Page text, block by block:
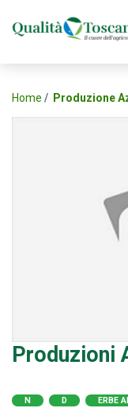
Home Produzione
Produzioni
N D ERBE